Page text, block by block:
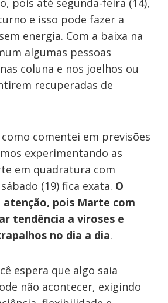
pois até segunda-feira (14),
e isso pode fazer a
energia. Com a baixa na
algumas pessoas
coluna e nos joelhos ou
recuperadas de
comentei em previsões
experimentando as
em quadratura com
(19) fica exata. O
pois Marte com
tendência a viroses e
no dia a dia.
espera que algo saia
não acontecer, exigindo